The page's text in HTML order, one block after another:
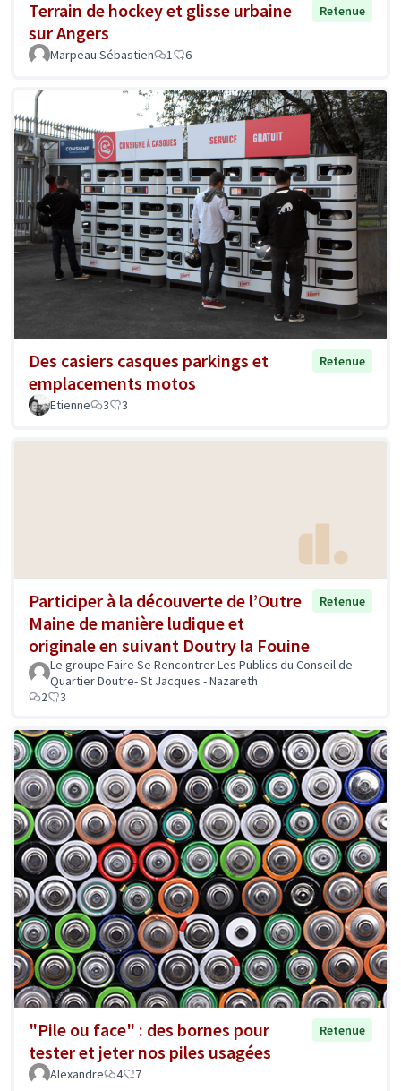
Terrain de hockey et glisse urbaine
sur Angers
Retenue
Marpeau Sébastien 1 6
Des casiers casques parkings et
emplacements motos
Retenue
Etienne 3 3
Participer à la découverte de l’Outre
Maine de manière ludique et
originale en suivant Doutry la Fouine
Retenue
Le groupe Faire Se Rencontrer Les Publics du Conseil de
Quartier Doutre- St Jacques - Nazareth
2
3
"Pile ou face" : des bornes pour
tester et jeter nos piles usagées
Retenue
Alexandre 4 7